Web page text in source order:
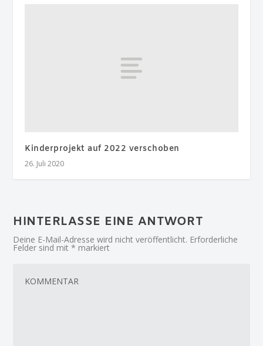
Kinderprojekt auf 2022 verschoben
26. Juli 2020
HINTERLASSE EINE ANTWORT
Deine E-Mail-Adresse wird nicht veröffentlicht. Erforderliche
Felder sind mit* markiert